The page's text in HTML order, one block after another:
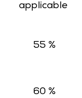
applicable
55 %
60 %